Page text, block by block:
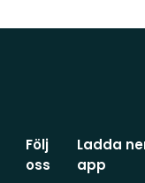
Följ
oss
Ladda
app